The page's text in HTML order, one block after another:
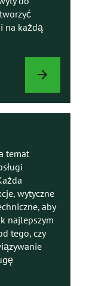
na każdą
OPCJE
ŁADOWARKI
temat
wytyczne
aby
najlepszym
tego, czy